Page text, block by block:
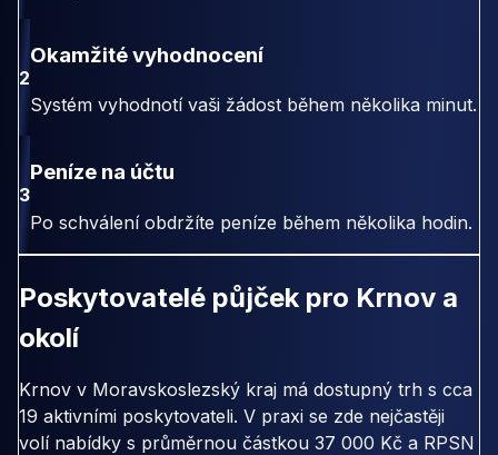
2
Okamžité vyhodnocení
Systém vyhodnotí vaši žádost během několika minut.
3
Peníze na účtu
Po schválení obdržíte peníze během několika hodin.
Poskytovatelé půjček pro Krnov a
okolí
Krnov v Moravskoslezský kraj má dostupný trh s cca
19 aktivními poskytovateli. V praxi se zde nejčastěji
volí nabídky s průměrnou částkou 37 000 Kč a RPSN